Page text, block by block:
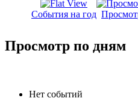
События на год
Просмотр по дням
Нет событий